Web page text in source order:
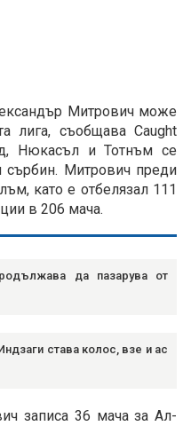
Митрович може
лига, съобщава Caught
Нюкасъл и Тотнъм се
сърбин. Митрович преди
като е отбелязал 111
в 206 мача.
да пазарува от
става колос, взе и ас
записа 36 мача за Ал-